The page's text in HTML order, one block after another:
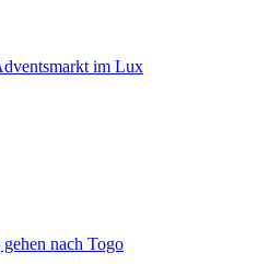
im Lux
nach Togo